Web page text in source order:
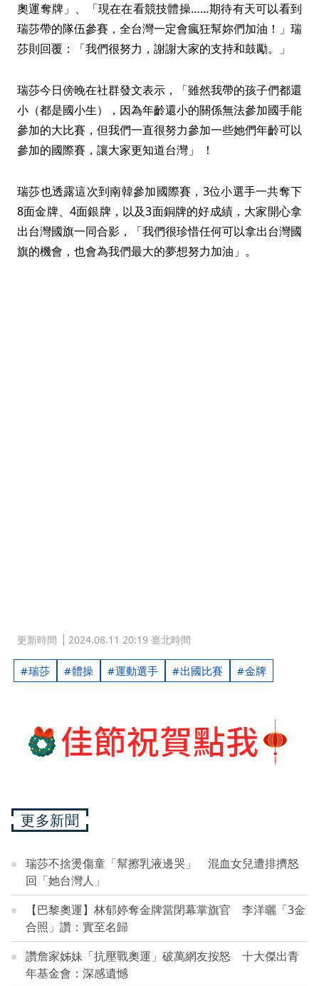
奧運奪牌」、「現在在看競技體操……期待有天可以看到
瑞莎帶的隊伍參賽，全台灣一定會瘋狂幫妳們加油！」瑞
莎則回覆：「我們很努力，謝謝大家的支持和鼓勵。」
瑞莎今日傍晚在社群發文表示，「雖然我帶的孩子們都還
小（都是國小生），因為年齡還小的關係無法參加國手能
參加的大比賽，但我們一直很努力參加一些她們年齡可以
參加的國際賽，讓大家更知道台灣」 ！
瑞莎也透露這次到南韓參加國際賽，3位小選手一共奪下
8面金牌、4面銀牌，以及3面銅牌的好成績，大家開心拿
出台灣國旗一同合影，「我們很珍惜任何可以拿出台灣國
旗的機會，也會為我們最大的夢想努力加油」。
更新時間 2024.08.11 20:19 臺北時間
瑞莎 體操 運動選手 出國比賽 金牌
更多新聞
瑞莎不捨燙傷童「幫擦乳液邊哭」 混血女兒遭排擠怒
回「她台灣人」
【巴黎奧運】林郁婷奪金牌當閉幕掌旗官 李洋曬「3金
合照」讚：實至名歸
讚詹家姊妹「抗壓戰奧運」破萬網友按怒 十大傑出青
年基金會：深感遺憾